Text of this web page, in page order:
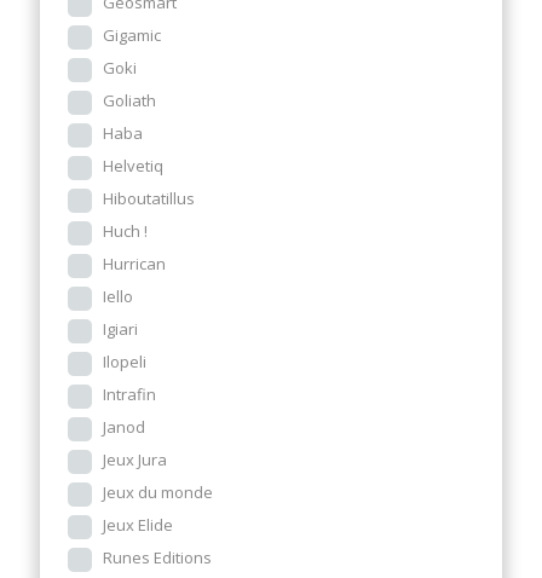
Gigamic
Goki
Goliath
Haba
Helvetiq
Hiboutatillus
Huch !
Hurrican
Iello
Igiari
Ilopeli
Intrafin
Janod
Jeux Jura
Jeux du monde
Jeux Elide
Runes Editions